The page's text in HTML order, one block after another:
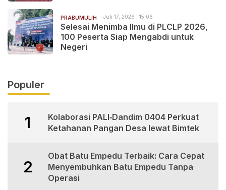
PRABUMULIH Juli 17, 2026 | 15:06
Selesai Menimba Ilmu di PLCLP 2026,
100 Peserta Siap Mengabdi untuk
Negeri
Populer
1
Kolaborasi PALI‑Dandim 0404 Perkuat
Ketahanan Pangan Desa lewat Bimtek
2
Obat Batu Empedu Terbaik: Cara Cepat
Menyembuhkan Batu Empedu Tanpa
Operasi